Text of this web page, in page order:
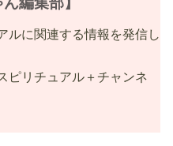
ルに関連する情報を発信し
ピリチュアル＋チャンネ